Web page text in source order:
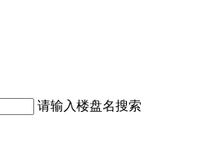
请输入楼盘名搜索